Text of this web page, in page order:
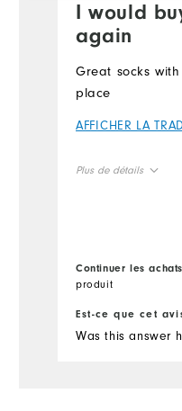
I would
again
Great socks
place
AFFICHER LA
Plus de détails
Continuer les achats
produit
Est-ce que cet
Was this answer